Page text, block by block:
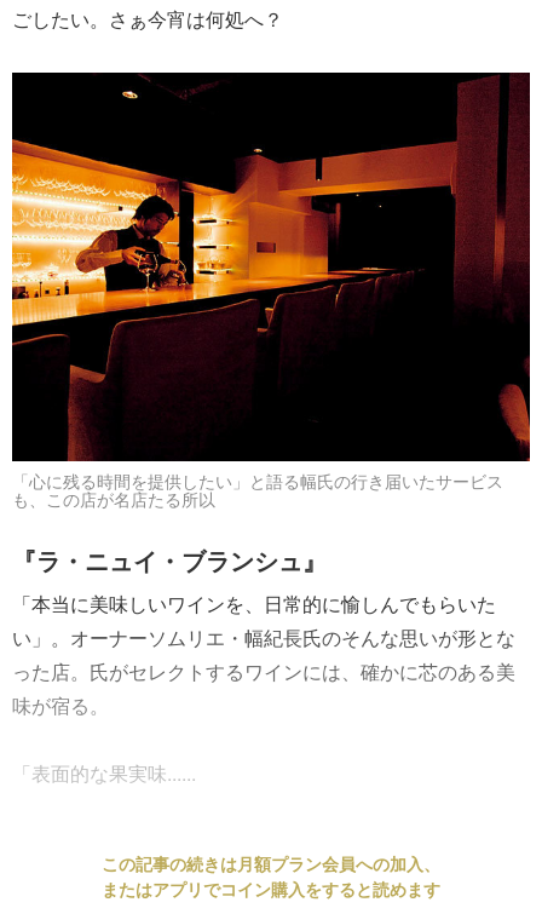
ごしたい。さぁ今宵は何処へ？
「心に残る時間を提供したい」と語る幅氏の行き届いたサービス
も、この店が名店たる所以
『ラ・ニュイ・ブランシュ』
「本当に美味しいワインを、日常的に愉しんでもらいた
い」。オーナーソムリエ・幅紀長氏のそんな思いが形とな
った店。氏がセレクトするワインには、確かに芯のある美
味が宿る。
「表面的な果実味......
この記事の続きは月額プラン会員への加入、
またはアプリでコイン購入をすると読めます